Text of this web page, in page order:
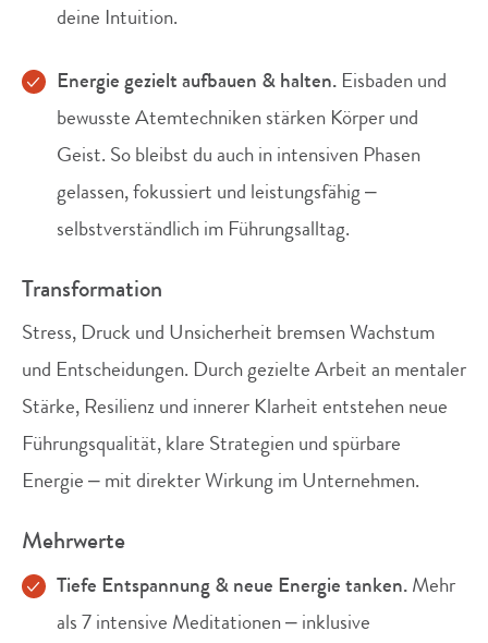
deine Intuition.
Energie gezielt aufbauen & halten. Eisbaden und
bewusste Atemtechniken stärken Körper und
Geist. So bleibst du auch in intensiven Phasen
gelassen, fokussiert und leistungsfähig –
selbstverständlich im Führungsalltag.
Transformation
Stress, Druck und Unsicherheit bremsen Wachstum
und Entscheidungen. Durch gezielte Arbeit an mentaler
Stärke, Resilienz und innerer Klarheit entstehen neue
Führungsqualität, klare Strategien und spürbare
Energie – mit direkter Wirkung im Unternehmen.
Mehrwerte
Tiefe Entspannung & neue Energie tanken.Mehr
als 7 intensive Meditationen – inklusive